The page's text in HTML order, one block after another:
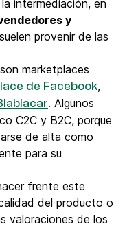
intermediación, en
y
provenir de las
marketplaces
de Facebook,
. Algunos
C2C y B2C, porque
de alta como
para su
frente este
del producto o
valoraciones de los